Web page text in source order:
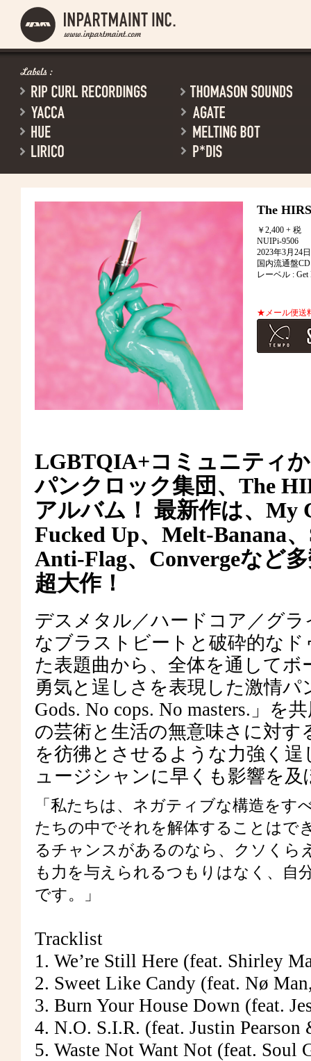
The
￥2,400 + 税
NUIPi-9506
2023年3月24
国内流通盤CD
レーベル : Get
★メール便送
LGBTQIA+コミュニティ
パンクロック集団、The
アルバム！ 最新作は、My
Fucked Up、Melt-Banana
Anti-Flag、Convergeなど
超大作！
デスメタル／ハードコア／グ
なブラストビートと破砕的な
た表題曲から、全体を通して
勇気と逞しさを表現した激情
Gods. No cops. No masters.」
の芸術と生活の無意味さに対す
を彷彿とさせるような力強く
ュージシャンに早くも影響を及
「私たちは、ネガティブな構造を
たちの中でそれを解体することはで
るチャンスがあるのなら、クソくら
も力を与えられるつもりはなく、自
です。」
Tracklist
1. We’re Still Here (feat. Shirley
2. Sweet Like Candy (feat. Nø
3. Burn Your House Down (feat.
4. N.O. S.I.R. (feat. Justin Pearson
5. Waste Not Want Not (feat. Soul